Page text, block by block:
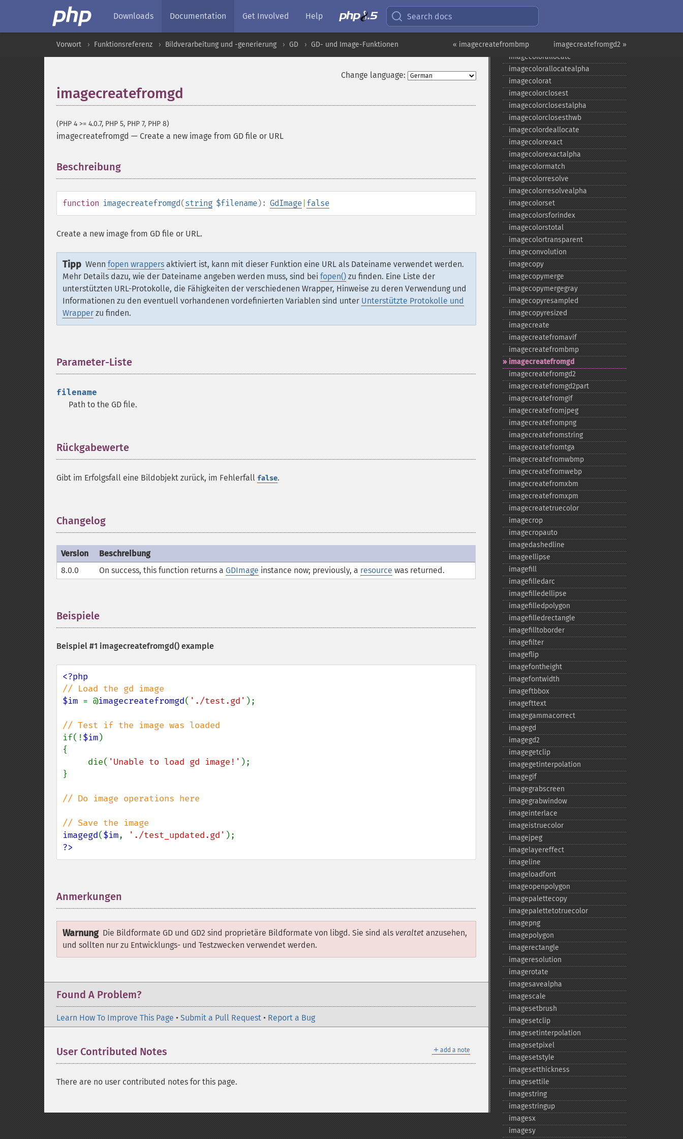
Downloads Documentation Get Involved Help Search docs
imagecreatefromgd2 »
« imagecreatefrombmp
Vorwort Funktionsreferenz Bildverarbeitung und -generierung GD GD- und Image-Funktionen
Change language:
imagecreatefromgd
(PHP 4 >= 4.0.7, PHP 5, PHP 7, PHP 8)
imagecreatefromgd — Create a new image from GD file or URL
Beschreibung
function imagecreatefromgd(string $filename): GdImage false
Create a new image from GD file or URL.
Tipp Wenn fopen wrappers aktiviert ist, kann mit dieser Funktion eine URL als Dateiname verwendet werden.
Mehr Details dazu, wie der Dateiname angeben werden muss, sind bei fopen() zu finden. Eine Liste der
unterstützten URL-Protokolle, die Fähigkeiten der verschiedenen Wrapper, Hinweise zu deren Verwendung und
Informationen zu den eventuell vorhandenen vordefinierten Variablen sind unter Unterstützte Protokolle und
Wrapper zu finden.
Parameter-Liste
filename
Path to the GD file.
Rückgabewerte
Gibt im Erfolgsfall eine Bildobjekt zurück, im Fehlerfall false.
Changelog
Version
Beschreibung
8.0.0
On success, this function returns a GDImage instance now; previously, a resource was returned.
Beispiele
Beispiel #1 imagecreatefromgd() example
$im = @imagecreatefromgd( './test.gd' );
if(!$im)
{
     die(
'Unable to load gd image!' );
}
// Do image operations here
imagegd($im, './test_updated.gd'
?>
Anmerkungen
Warnung Die Bildformate GD und GD2 sind proprietäre Bildformate von libgd. Sie sind als veraltet anzusehen,
und sollten nur zu Entwicklungs- und Testzwecken verwendet werden.
Found A Problem?
Learn How To Improve This Page • Submit a Pull Request • Report a Bug
＋ add a note
User Contributed Notes
There are no user contributed notes for this page.
imageavif
imagechar
imagecharup
imagecolorallocate
imagecolorallocatealpha
imagecolorat
imagecolorclosest
imagecolorclosestalpha
imagecolorclosesthwb
imagecolordeallocate
imagecolorexact
imagecolorexactalpha
imagecolormatch
imagecolorresolve
imagecolorresolvealpha
imagecolorset
imagecolorsforindex
imagecolorstotal
imagecolortransparent
imageconvolution
imagecopy
imagecopymerge
imagecopymergegray
imagecopyresampled
imagecopyresized
imagecreate
imagecreatefromavif
imagecreatefrombmp
imagecreatefromgd
imagecreatefromgd2
imagecreatefromgd2part
imagecreatefromgif
imagecreatefromjpeg
imagecreatefrompng
imagecreatefromstring
imagecreatefromtga
imagecreatefromwbmp
imagecreatefromwebp
imagecreatefromxbm
imagecreatefromxpm
imagecreatetruecolor
imagecrop
imagecropauto
imagedashedline
imageellipse
imagefill
imagefilledarc
imagefilledellipse
imagefilledpolygon
imagefilledrectangle
imagefilltoborder
imagefilter
imageflip
imagefontheight
imagefontwidth
imageftbbox
imagefttext
imagegammacorrect
imagegd
imagegd2
imagegetclip
imagegetinterpolation
imagegif
imagegrabscreen
imagegrabwindow
imageinterlace
imageistruecolor
imagejpeg
imagelayereffect
imageline
imageloadfont
imageopenpolygon
imagepalettecopy
imagepalettetotruecolor
imagepng
imagepolygon
imagerectangle
imageresolution
imagerotate
imagesavealpha
imagescale
imagesetbrush
imagesetclip
imagesetinterpolation
imagesetpixel
imagesetstyle
imagesetthickness
imagesettile
imagestring
imagestringup
imagesx
imagesy